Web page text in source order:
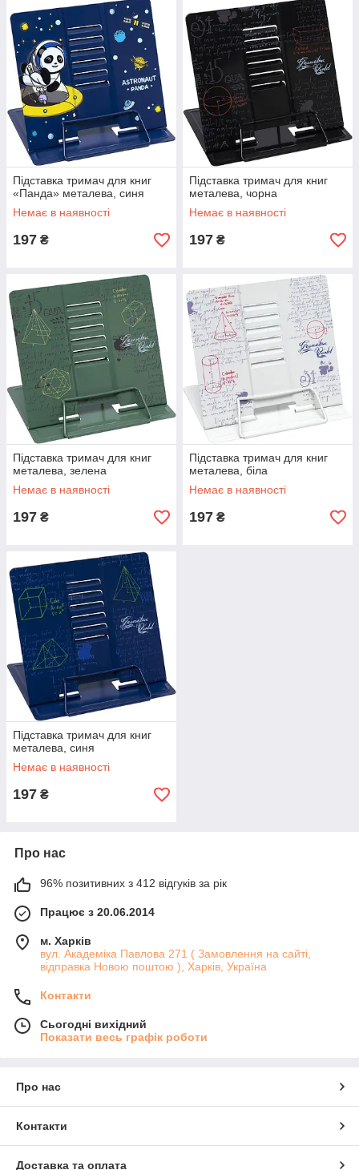
Підставка тримач для книг
«Панда» металева, синя
Немає в наявності
197 ₴
Підставка тримач для книг
металева, чорна
Немає в наявності
197 ₴
Підставка тримач для книг
металева, зелена
Немає в наявності
197 ₴
Підставка тримач для книг
металева, біла
Немає в наявності
197 ₴
Підставка тримач для книг
металева, синя
Немає в наявності
197 ₴
Про нас
96% позитивних з 412 відгуків за рік
Працює з 20.06.2014
м. Харків
вул. Академіка Павлова 271 ( Замовлення на сайті,
відправка Новою поштою ), Харків, Україна
Контакти
Сьогодні вихідний
Показати весь графік роботи
Про нас
Контакти
Доставка та оплата